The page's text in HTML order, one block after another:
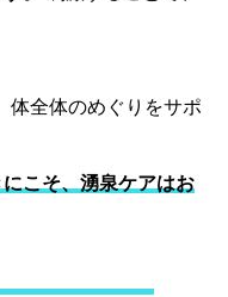
体全体のめぐりをサポ
こそ、湧泉ケアはお